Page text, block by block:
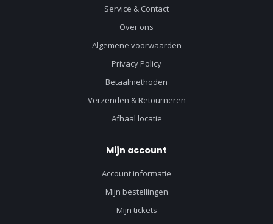
Service & Contact
Over ons
Algemene voorwaarden
Privacy Policy
Betaalmethoden
Verzenden & Retourneren
Afhaal locatie
Mijn account
Account informatie
Mijn bestellingen
Mijn tickets